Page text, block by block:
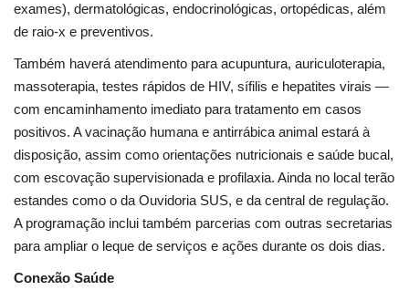
exames), dermatológicas, endocrinológicas, ortopédicas, além
de raio-x e preventivos.
Também haverá atendimento para acupuntura, auriculoterapia,
massoterapia, testes rápidos de HIV, sífilis e hepatites virais —
com encaminhamento imediato para tratamento em casos
positivos. A vacinação humana e antirrábica animal estará à
disposição, assim como orientações nutricionais e saúde bucal,
com escovação supervisionada e profilaxia. Ainda no local terão
estandes como o da Ouvidoria SUS, e da central de regulação.
A programação inclui também parcerias com outras secretarias
para ampliar o leque de serviços e ações durante os dois dias.
Conexão Saúde